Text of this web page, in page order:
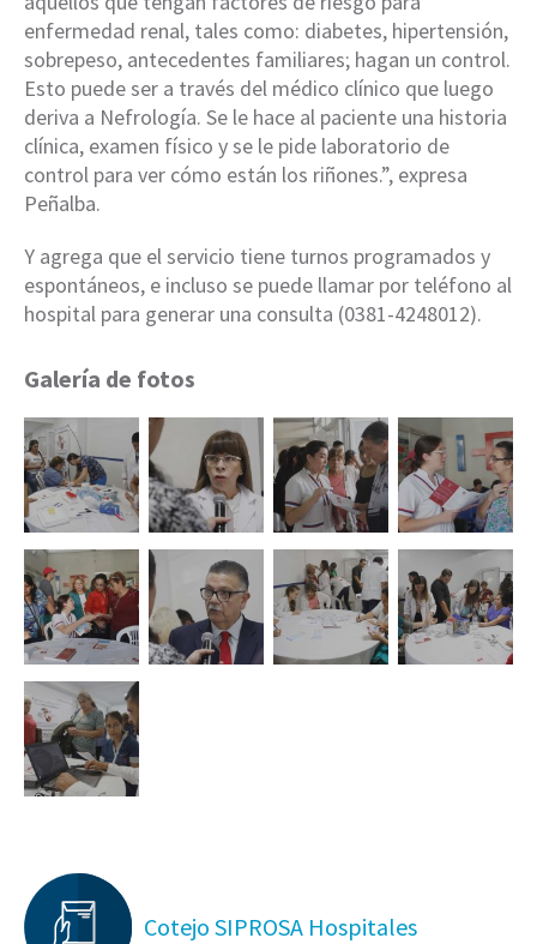
enfermedad renal, tales como: diabetes, hipertensión,
sobrepeso, antecedentes familiares; hagan un control.
Esto puede ser a través del médico clínico que luego
deriva a Nefrología. Se le hace al paciente una historia
clínica, examen físico y se le pide laboratorio de
control para ver cómo están los riñones.”, expresa
Peñalba.
Y agrega que el servicio tiene turnos programados y
espontáneos, e incluso se puede llamar por teléfono al
hospital para generar una consulta (0381-4248012).
Galería de fotos
Cotejo SIPROSA Hospitales